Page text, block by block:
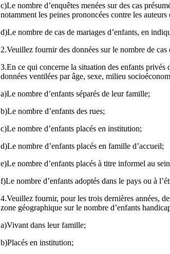
c)Le nombre d’enquêtes menées sur des cas
notamment les peines prononcées contre les
d)Le nombre de cas de mariages d’enfants, en
2.Veuillez fournir des données sur le nombre de
3.En ce qui concerne la situation des enfants
données ventilées par âge, sexe, milieu
a)Le nombre d’enfants séparés de leur famille;
b)Le nombre d’enfants des rues;
c)Le nombre d’enfants placés en institution;
d)Le nombre d’enfants placés en famille d’accueil;
e)Le nombre d’enfants placés à titre informel au
f)Le nombre d’enfants adoptés dans le pays ou à
4.Veuillez fournir, pour les trois dernières années,
zone géographique sur le nombre d’enfants
a)Vivant dans leur famille;
b)Placés en institution;